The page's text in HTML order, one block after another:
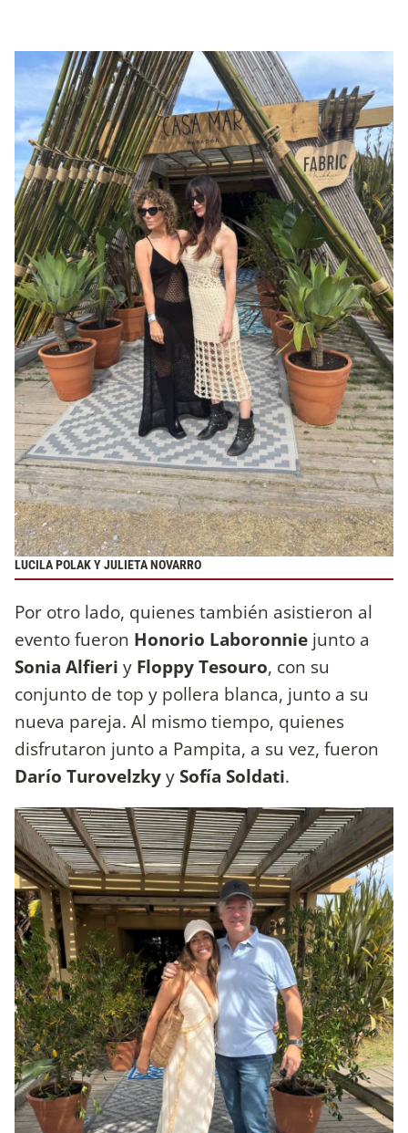
LUCILA POLAK Y JULIETA NOVARRO
Por otro lado, quienes también asistieron al
evento fueron Honorio Laboronnie junto a
Sonia Alfieri y Floppy Tesouro, con su
conjunto de top y pollera blanca, junto a su
nueva pareja. Al mismo tiempo, quienes
disfrutaron junto a Pampita, a su vez, fueron
Darío TurovelzkyySofía Soldati.